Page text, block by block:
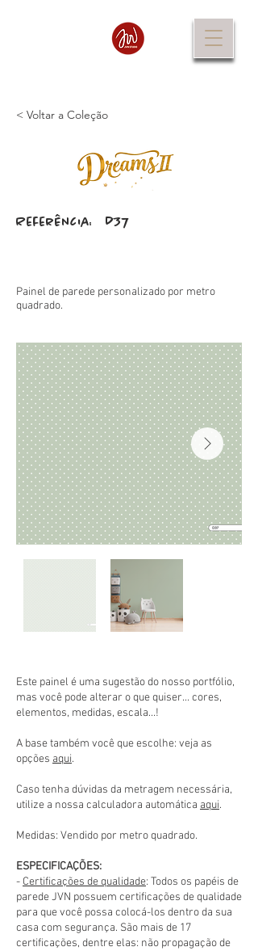
< Voltar a Coleção
Referência: D37
Painel de parede personalizado por metro
quadrado.
Este painel é uma sugestão do nosso portfólio,
mas você pode alterar o que quiser... cores,
elementos, medidas, escala...!
A base também você que escolhe: veja as
opções aqui.
Caso tenha dúvidas da metragem necessária,
utilize a nossa calculadora automática aqui.
Medidas: Vendido por metro quadrado.
ESPECIFICAÇÕES:
- Certificações de qualidade: Todos os papéis de
parede JVN possuem certificações de qualidade
para que você possa colocá-los dentro da sua
casa com segurança. São mais de 17
certificações, dentre elas: não propagação de